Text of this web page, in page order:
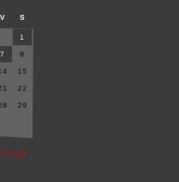
V S
1
7 8
15
22
29